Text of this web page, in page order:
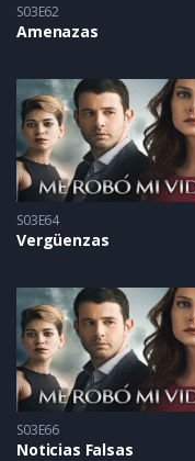
S03E62
Amenazas
S03E64
Vergüenzas
S03E66
Noticias Falsas